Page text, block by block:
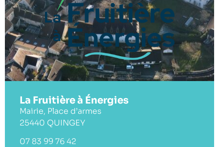
La Fruitière à Énergies
Mairie, Place d’armes
25440 QUINGEY
07 83 99 76 42